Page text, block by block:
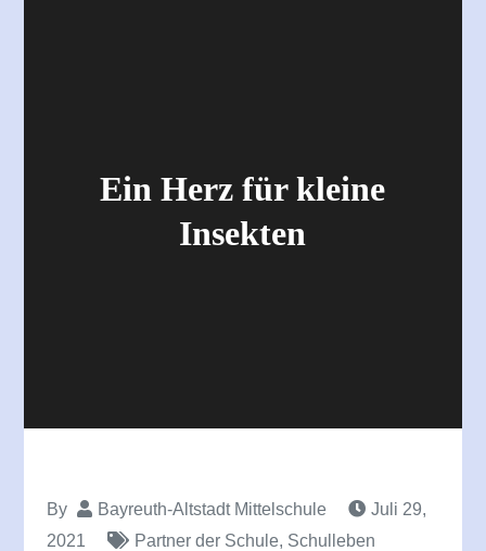
Ein Herz für kleine
Insekten
By Bayreuth-Altstadt Mittelschule
Juli 29,
2021
Partner der Schule, Schulleben